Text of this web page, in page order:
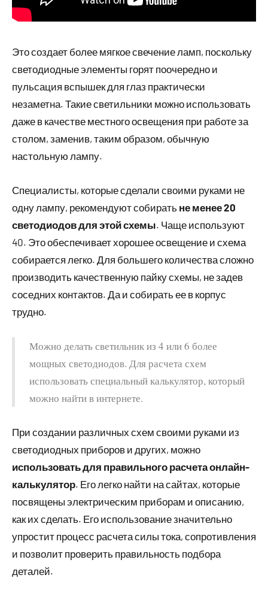
Это создает более мягкое свечение ламп, поскольку
светодиодные элементы горят поочередно и
пульсация вспышек для глаз практически
незаметна. Такие светильники можно использовать
даже в качестве местного освещения при работе за
столом, заменив, таким образом, обычную
настольную лампу.
Специалисты, которые сделали своими руками не
одну лампу, рекомендуют собирать не менее 20
светодиодов для этой схемы. Чаще используют
40. Это обеспечивает хорошее освещение и схема
собирается легко. Для большего количества сложно
производить качественную пайку схемы, не задев
соседних контактов. Да и собирать ее в корпус
трудно.
Можно делать светильник из 4 или 6 более
мощных светодиодов. Для расчета схем
использовать специальный калькулятор, который
можно найти в интернете.
При создании различных схем своими руками из
светодиодных приборов и других, можно
использовать для правильного расчета онлайн-
калькулятор. Его легко найти на сайтах, которые
посвящены электрическим приборам и описанию,
как их сделать. Его использование значительно
упростит процесс расчета силы тока, сопротивления
и позволит проверить правильность подбора
деталей.